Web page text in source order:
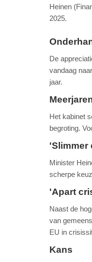
Heinen
2025.
De
vandaag
jaar.
Het kabinet
begroting.
'Slimmer
Minister
scherpe
'Apart
Naast de
van
EU in
Kans